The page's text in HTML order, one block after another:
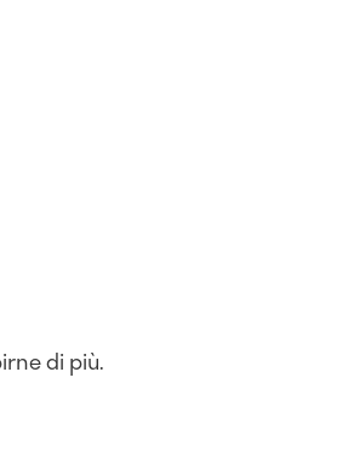
di più.